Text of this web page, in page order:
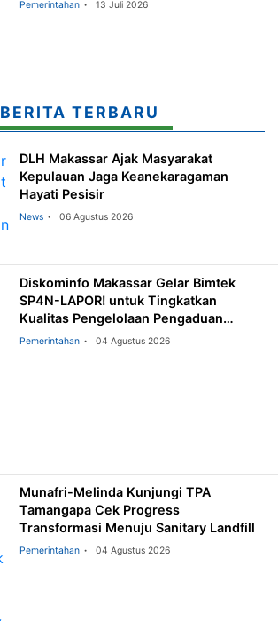
Pemerintahan 13 Juli 2026
BERITA TERBARU
DLH Makassar Ajak Masyarakat
Kepulauan Jaga Keanekaragaman
Hayati Pesisir
News 06 Agustus 2026
Diskominfo Makassar Gelar Bimtek
SP4N-LAPOR! untuk Tingkatkan
Kualitas Pengelolaan Pengaduan
Masyarakat
Pemerintahan 04 Agustus 2026
Munafri-Melinda Kunjungi TPA
Tamangapa Cek Progress
Transformasi Menuju Sanitary Landfill
Pemerintahan 04 Agustus 2026